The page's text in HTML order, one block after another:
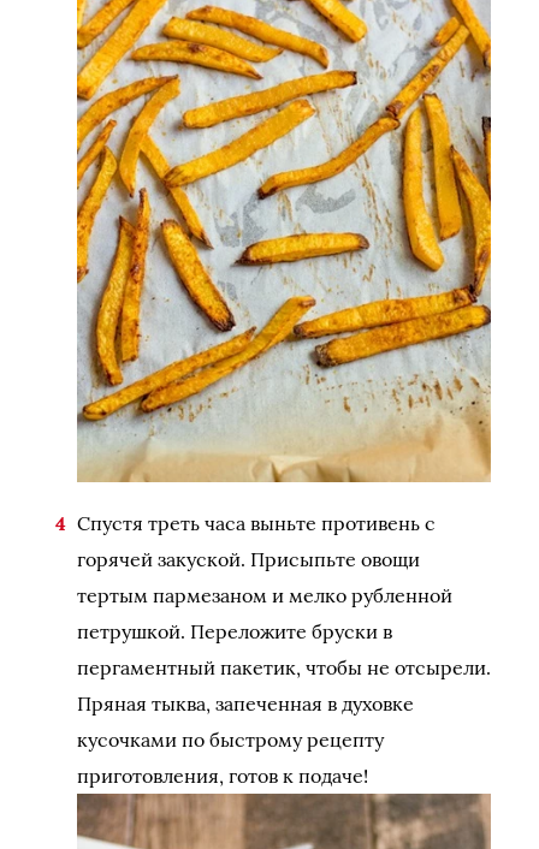
Спустя треть часа выньте противень с
горячей закуской. Присыпьте овощи
тертым пармезаном и мелко рубленной
петрушкой. Переложите бруски в
пергаментный пакетик, чтобы не отсырели.
Пряная тыква, запеченная в духовке
кусочками по быстрому рецепту
приготовления, готов к подаче!